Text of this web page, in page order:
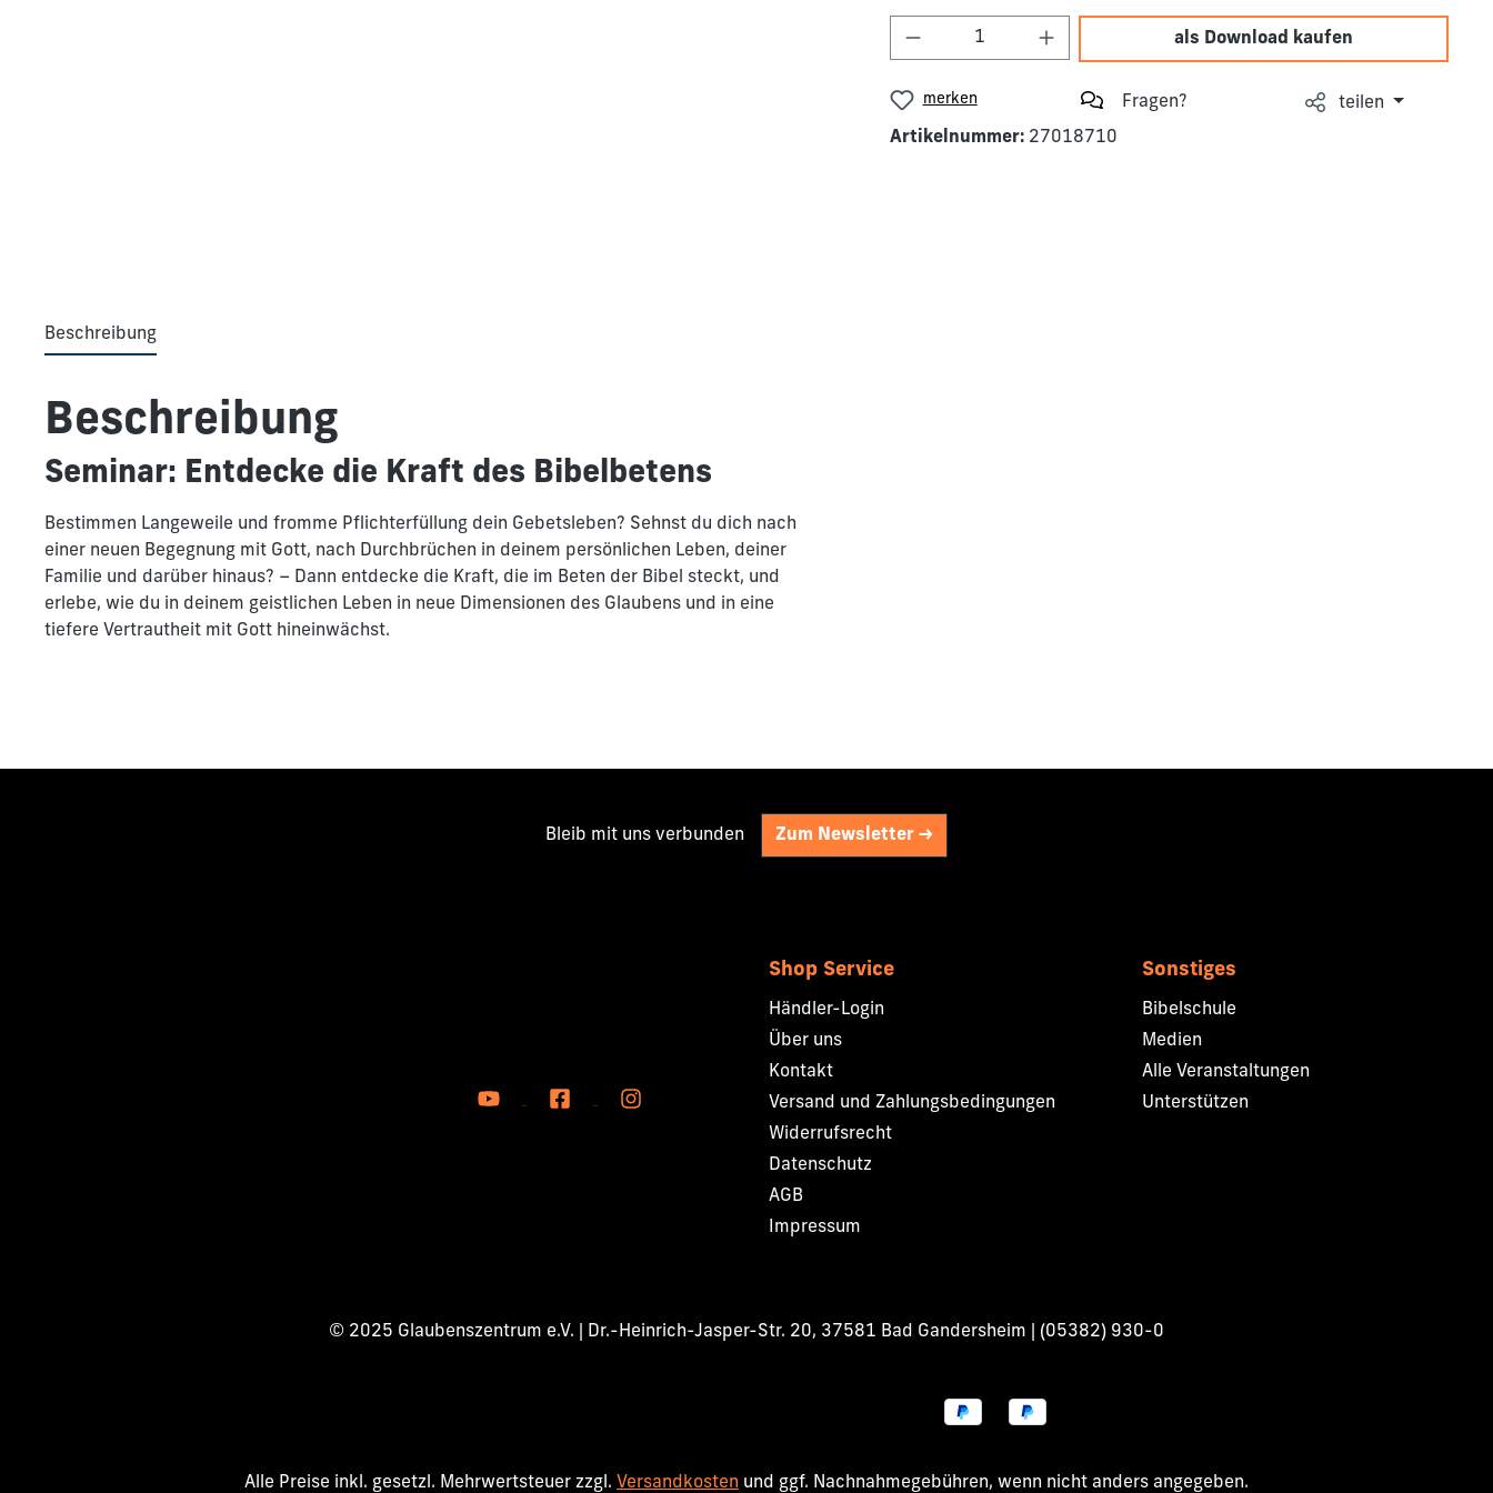
Produkt Anzahl: Gib den gewünschten Wert
als Download kaufen
merken Fragen?
teilen
Artikelnummer: 27018710
Beschreibung
Beschreibung
Seminar: Entdecke die Kraft des Bibelbetens
Bestimmen Langeweile und fromme Pflichterfüllung dein Gebetsleben? Sehnst du dich nach
einer neuen Begegnung mit Gott, nach Durchbrüchen in deinem persönlichen Leben, deiner
Familie und darüber hinaus? – Dann entdecke die Kraft, die im Beten der Bibel steckt, und
erlebe, wie du in deinem geistlichen Leben in neue Dimensionen des Glaubens und in eine
tiefere Vertrautheit mit Gott hineinwächst.
Bleib mit uns verbunden Zum Newsletter ->
Shop Service
Händler-Login
Über uns
Kontakt
Versand und Zahlungsbedingungen
Widerrufsrecht
Datenschutz
AGB
Impressum
Sonstiges
Bibelschule
Medien
Alle Veranstaltungen
Unterstützen
© 2025 Glaubenszentrum e.V. | Dr.-Heinrich-Jasper-Str. 20, 37581 Bad Gandersheim | (05382) 930-0
Alle Preise inkl. gesetzl. Mehrwertsteuer zzgl. Versandkosten und ggf. Nachnahmegebühren, wenn nicht anders angegeben.